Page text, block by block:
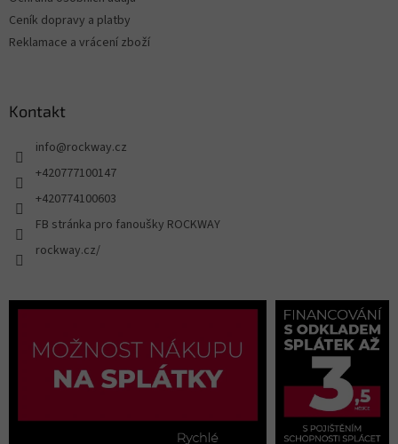
Ceník dopravy a platby
Reklamace a vrácení zboží
Kontakt
info@rockway.cz
+420777100147
+420774100603
FB stránka pro fanoušky ROCKWAY
rockway.cz/